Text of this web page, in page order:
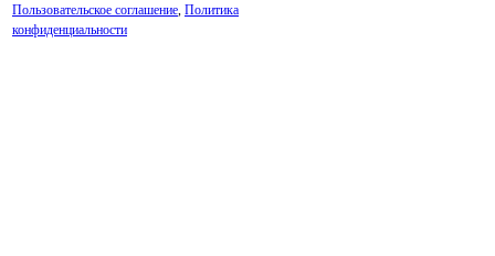
Пользовательское соглашение, Политика
конфиденциальности